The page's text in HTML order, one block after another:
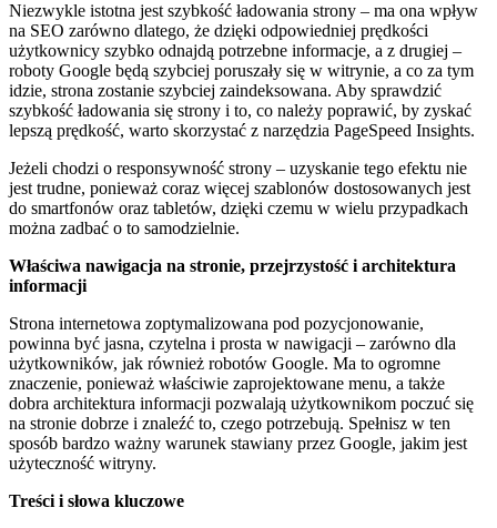
Niezwykle istotna jest szybkość ładowania strony – ma ona wpływ
na SEO zarówno dlatego, że dzięki odpowiedniej prędkości
użytkownicy szybko odnajdą potrzebne informacje, a z drugiej –
roboty Google będą szybciej poruszały się w witrynie, a co za tym
idzie, strona zostanie szybciej zaindeksowana. Aby sprawdzić
szybkość ładowania się strony i to, co należy poprawić, by zyskać
lepszą prędkość, warto skorzystać z narzędzia PageSpeed Insights.
Jeżeli chodzi o responsywność strony – uzyskanie tego efektu nie
jest trudne, ponieważ coraz więcej szablonów dostosowanych jest
do smartfonów oraz tabletów, dzięki czemu w wielu przypadkach
można zadbać o to samodzielnie.
Właściwa nawigacja na stronie, przejrzystość i architektura
informacji
Strona internetowa zoptymalizowana pod pozycjonowanie,
powinna być jasna, czytelna i prosta w nawigacji – zarówno dla
użytkowników, jak również robotów Google. Ma to ogromne
znaczenie, ponieważ właściwie zaprojektowane menu, a także
dobra architektura informacji pozwalają użytkownikom poczuć się
na stronie dobrze i znaleźć to, czego potrzebują. Spełnisz w ten
sposób bardzo ważny warunek stawiany przez Google, jakim jest
użyteczność witryny.
Treści i słowa kluczowe